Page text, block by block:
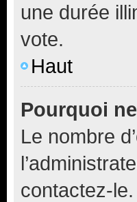
une durée
vote.
Haut
Pourquoi
Le nombre
contactez-le.